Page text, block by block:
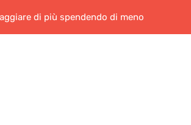
di più spendendo di meno